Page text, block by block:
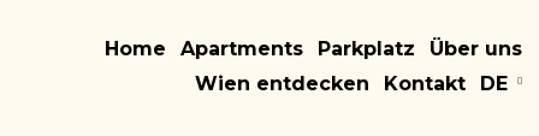
Home Apartments Parkplatz
Über uns
Wien entdecken
Kontakt DE